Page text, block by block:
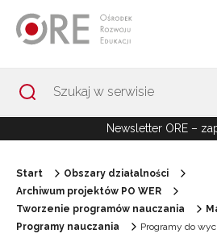
Newsletter ORE –
Start
Obszary działalności
Archiwum projektów PO WER
Tworzenie programów nauczania
Programy nauczania
Programy do